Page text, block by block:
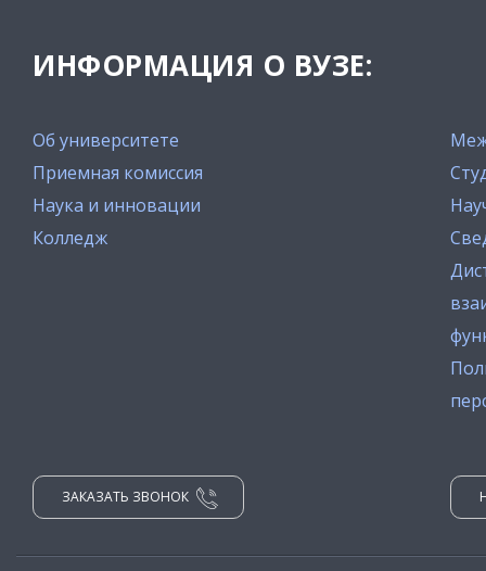
ИНФОРМАЦИЯ О ВУЗЕ:
Об университете
Приемная комиссия
Наука и инновации
Колледж
ЗАКАЗАТЬ ЗВОНОК